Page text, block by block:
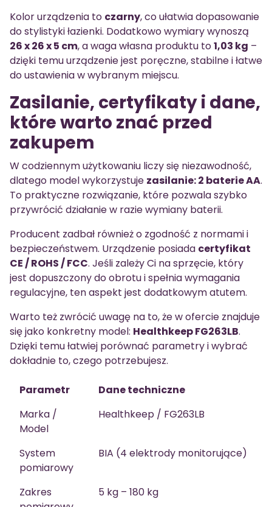
Kolor urządzenia to czarny, co ułatwia dopasowanie
do stylistyki łazienki. Dodatkowo wymiary wynoszą
26 x 26 x 5 cm, a waga własna produktu to1,03 kg –
dzięki temu urządzenie jest poręczne, stabilne i łatwe
do ustawienia w wybranym miejscu.
Zasilanie, certyfikaty i dane,
które warto znać przed
zakupem
W codziennym użytkowaniu liczy się niezawodność,
dlatego model wykorzystuje zasilanie: 2 baterie AA.
To praktyczne rozwiązanie, które pozwala szybko
przywrócić działanie w razie wymiany baterii.
Producent zadbał również o zgodność z normami i
bezpieczeństwem. Urządzenie posiada certyfikat
CE / ROHS / FCC. Jeśli zależy Ci na sprzęcie, który
jest dopuszczony do obrotu i spełnia wymagania
regulacyjne, ten aspekt jest dodatkowym atutem.
Warto też zwrócić uwagę na to, że w ofercie znajduje
się jako konkretny model: Healthkeep FG263LB.
Dzięki temu łatwiej porównać parametry i wybrać
dokładnie to, czego potrzebujesz.
Parametr
Dane techniczne
Marka /
Model
Healthkeep / FG263LB
System
pomiarowy
BIA (4 elektrody monitorujące)
Zakres
5 kg – 180 kg